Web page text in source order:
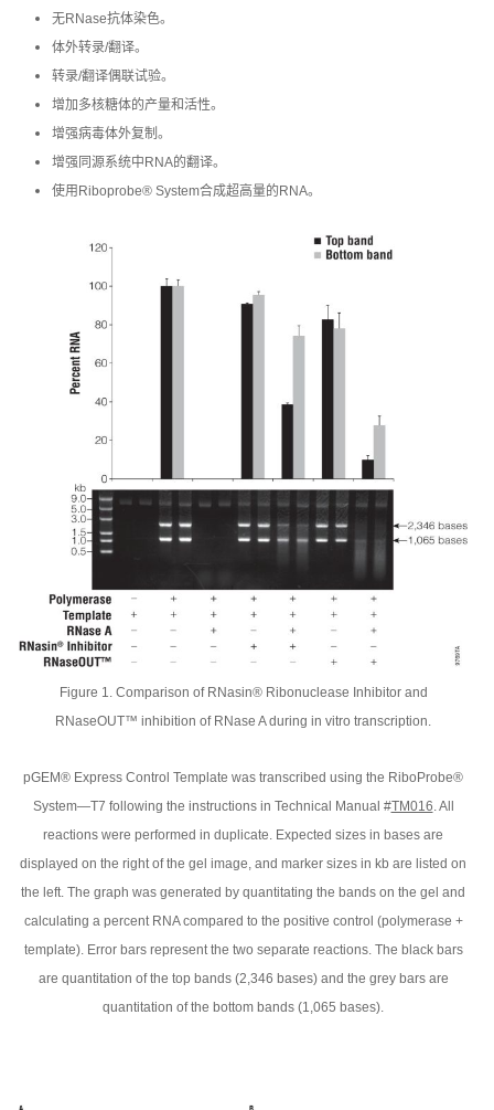
无RNase抗体染色。
体外转录/翻译。
转录/翻译偶联试验。
增加多核糖体的产量和活性。
增强病毒体外复制。
增强同源系统中RNA的翻译。
使用Riboprobe® System合成超高量的RNA。
Figure 1. Comparison of RNasin® Ribonuclease Inhibitor and
RNaseOUT™ inhibition of RNase A during in vitro transcription.
pGEM® Express Control Template was transcribed using the RiboProbe®
System—T7 following the instructions in Technical Manual #TM016. All
reactions were performed in duplicate. Expected sizes in bases are
displayed on the right of the gel image, and marker sizes in kb are listed on
the left. The graph was generated by quantitating the bands on the gel and
calculating a percent RNA compared to the positive control (polymerase +
template). Error bars represent the two separate reactions. The black bars
are quantitation of the top bands (2,346 bases) and the grey bars are
quantitation of the bottom bands (1,065 bases).